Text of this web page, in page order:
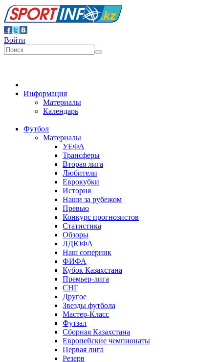
Войти
Информация
Материалы
Календарь
Футбол
Материалы
УЕФА
Трансферы
Вторая лига
Любители
Еврокубки
История
Наши за рубежом
Превью
Конкурс прогнозистов
Статистика
Обзоры
ЛДЮФА
Наш соперник
ФИФА
Кубок Казахстана
Премьер-лига
СНГ
Другое
Звезды футбола
Мастер-Класс
Футзал
Сборная Казахстана
Европейские чемпионаты
Первая лига
Резерв